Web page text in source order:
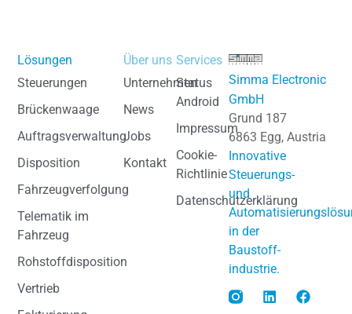
Simma Electronic
GmbH
Grund 187
6863 Egg, Austria
Innovative
Steuerungs-
und
in der
Baustoff­
industrie.
Lösungen
Steuerungen
Brückenwaage
Auftragsverwaltung
Disposition
Fahrzeugverfolgung
Telematik im
Fahrzeug
Rohstoffdisposition
Vertrieb
Über uns
Unternehmen
News
Jobs
Kontakt
Services
Status
Android
Impressum
Cookie-
Richtlinie
Datenschutzerklärung